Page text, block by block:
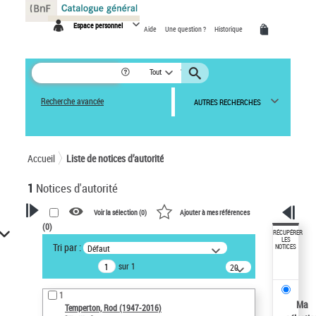
Espace personnel Aide Une question ? Historique
Tout
Recherche avancée AUTRES RECHERCHES
Accueil Liste de notices d’autorité
1 Notices d'autorité
VOTRE RECHERCHE
Recherche avancée dans les
notices d’autorité
Œuvres liées à l'auteur :
Temperton, Rod (1947-2016)
Voir la sélection (0) Ajouter à mes références
(0)
Tri par : Défaut
sur 1
20
résultats/page
1
Temperton, Rod (1947-2016)
RÉCUPÉRER
LES
NOTICES
Ma
Panneau de gestion des cookies